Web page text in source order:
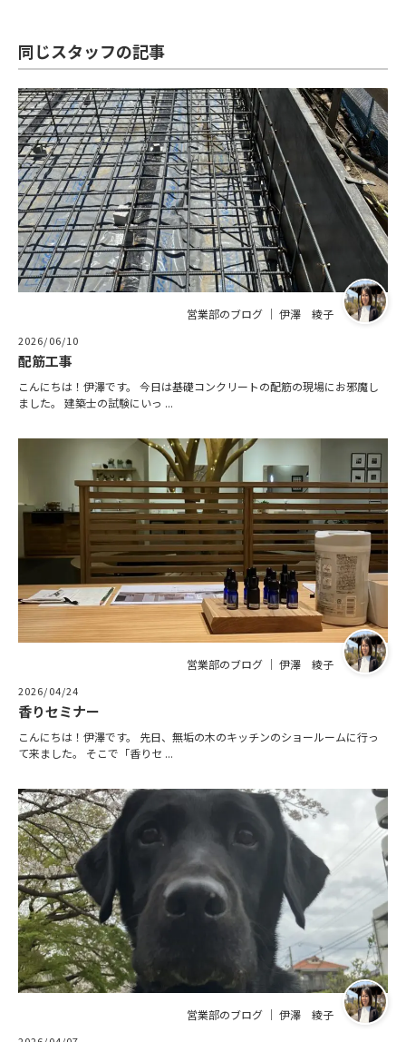
同じスタッフの記事
営業部のブログ ｜ 伊澤 綾子
2026/06/10
配筋工事
こんにちは！伊澤です。 今日は基礎コンクリートの配筋の現場にお邪魔し
ました。 建築士の試験にいっ ...
営業部のブログ ｜ 伊澤 綾子
2026/04/24
香りセミナー
こんにちは！伊澤です。 先日、無垢の木のキッチンのショールームに行っ
て来ました。 そこで「香りセ ...
営業部のブログ ｜ 伊澤 綾子